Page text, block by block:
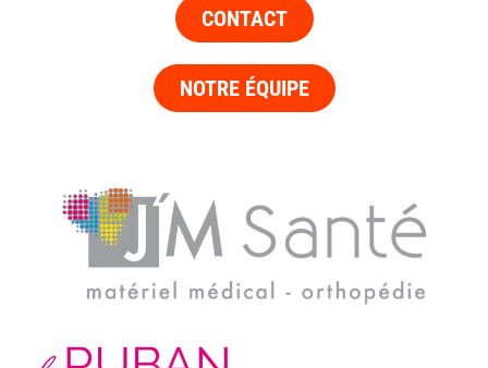
CONTACT
NOTRE ÉQUIPE